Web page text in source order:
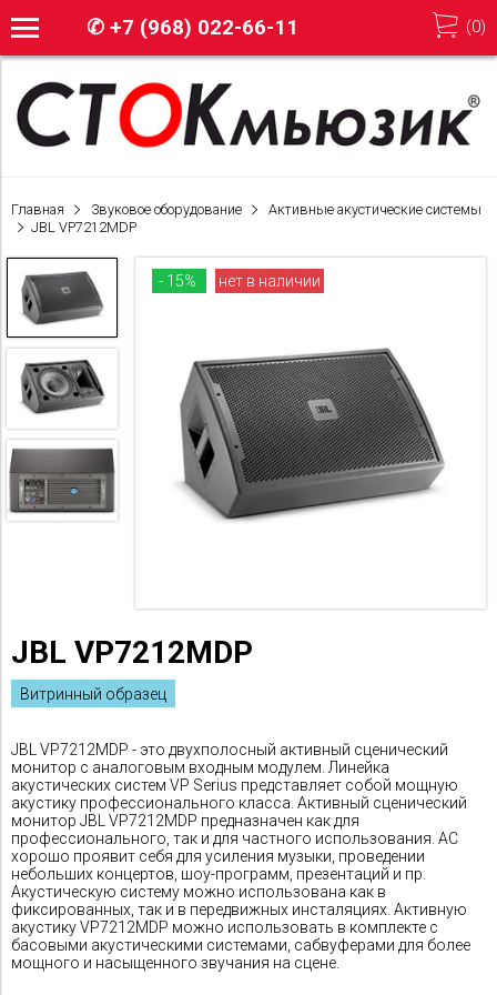
✆ +7 (968) 022-66-11 (0)
Главная Звуковое оборудование
Активные акустические системы
JBL VP7212MDP
- 15% нет в наличии
JBL VP7212MDP
Витринный образец
JBL VP7212MDP - это двухполосный активный сценический
монитор с аналоговым входным модулем. Линейка
акустических систем VP Serius представляет собой мощную
акустику профессионального класса. Активный сценический
монитор JBL VP7212MDP предназначен как для
профессионального, так и для частного использования. АС
хорошо проявит себя для усиления музыки, проведении
небольших концертов, шоу-программ, презентаций и пр.
Акустическую систему можно использована как в
фиксированных, так и в передвижных инсталяциях. Активную
акустику VP7212MDP можно использовать в комплекте с
басовыми акустическими системами, сабвуферами для более
мощного и насыщенного звучания на сцене.